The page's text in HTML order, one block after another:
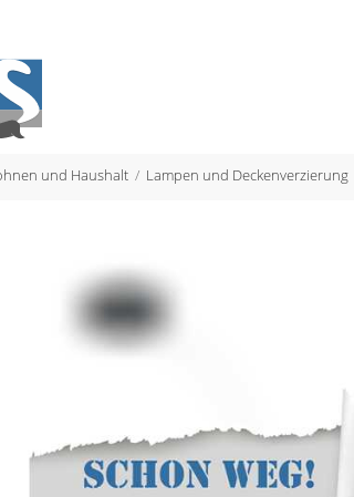
und Haushalt Lampen und Deckenverzierung